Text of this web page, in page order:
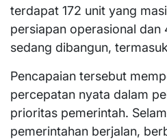
terdapat 172 unit yang
persiapan operasional dan
sedang dibangun,
Pencapaian tersebut
percepatan nyata dalam
prioritas pemerintah.
pemerintahan berjalan,